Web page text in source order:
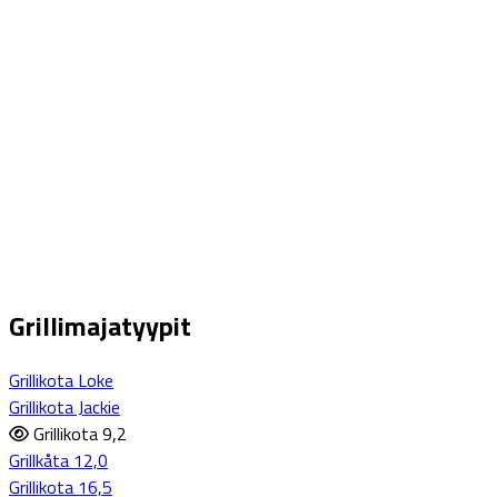
Grillimajatyypit
Grillikota Loke
Grillikota Jackie
Grillikota 9,2
Grillkåta 12,0
Grillikota 16,5